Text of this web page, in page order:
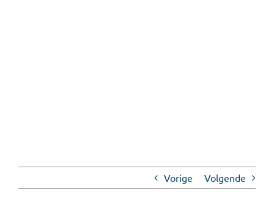
Vorige Volgende